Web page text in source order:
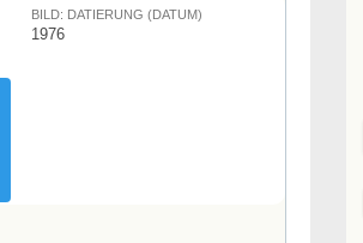
BILD: DATIERUNG (DATUM)
1976